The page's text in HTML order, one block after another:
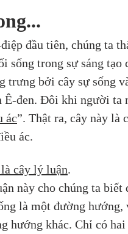
đầu tiên, chúng ta
sống trong sự sáng
trưng bởi cây sự sống
Ê-đen. Đôi khi người ta
ác”. Thật ra, cây này là
ác.
cây lý luận.
này cho chúng ta
là một đường
hướng khác. Chỉ có